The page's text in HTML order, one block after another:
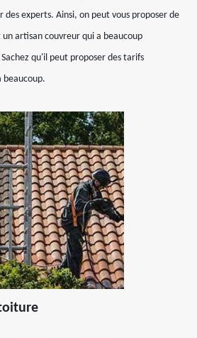
experts. Ainsi, on peut vous proposer de
artisan couvreur qui a beaucoup
qu'il peut proposer des tarifs
beaucoup.